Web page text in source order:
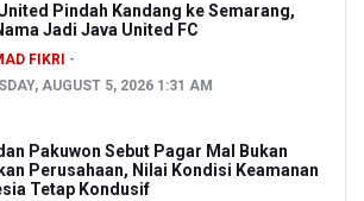
Pindah Kandang ke Semarang,
Jadi Java United FC
FIKRI
AUGUST 5, 2026 1:31 AM
Pakuwon Sebut Pagar Mal Bukan
Perusahaan, Nilai Kondisi Keamanan
Tetap Kondusif